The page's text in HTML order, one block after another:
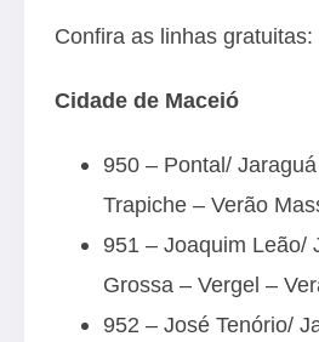
Confira as linhas gratuitas:
Cidade de Maceió
950 – Pontal/
Trapiche – Verão
951 – Joaquim Leão/
Grossa – Vergel –
952 – José Tenório/